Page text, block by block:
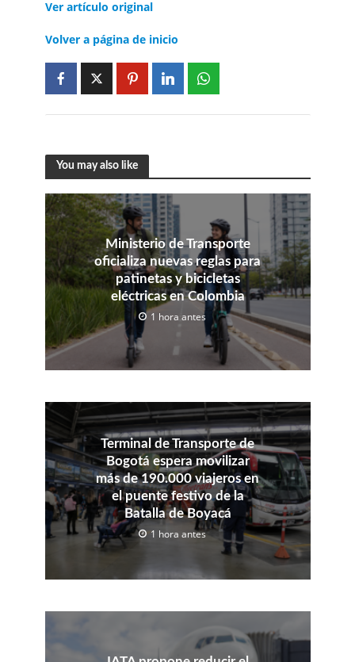
Ver artículo original
Volver a página de inicio
You may also like
Ministerio de Transporte
oficializa nuevas reglas para
patinetas y bicicletas
eléctricas en Colombia
1 hora antes
Terminal de Transporte de
Bogotá espera movilizar
más de 190.000 viajeros en
el puente festivo de la
Batalla de Boyacá
1 hora antes